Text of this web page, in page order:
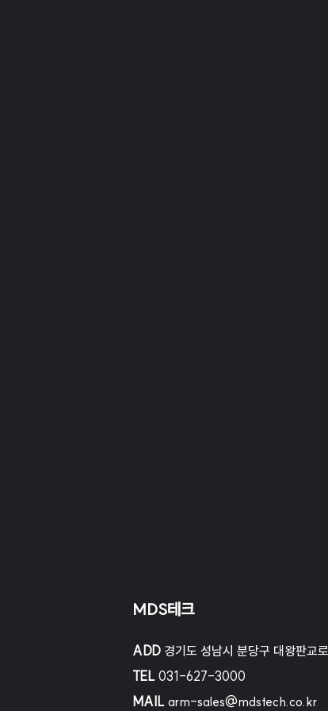
MDS테크
ADD 경기도 성남시 분당구 대왕판
TEL 031-627-3000
MAIL arm-sales@mdstech.co.kr